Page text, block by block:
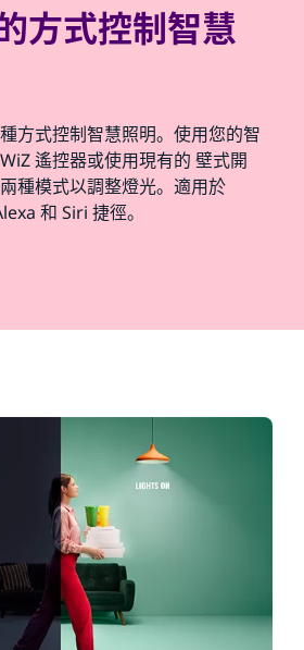
方式控制智慧
方式控制智慧照明。使用您的智
遙控器或使用現有的 壁式開
種模式以調整燈光。適用於
和 Siri 捷徑。